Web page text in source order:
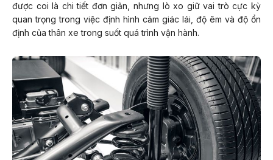
được coi là chi tiết đơn giản, nhưng lò xo giữ vai trò cực kỳ
quan trọng trong việc định hình cảm giác lái, độ êm và độ ổn
định của thân xe trong suốt quá trình vận hành.